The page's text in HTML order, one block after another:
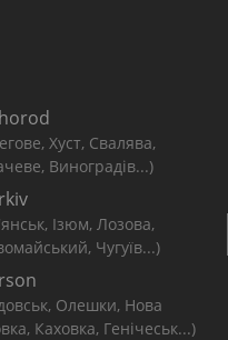
Хуст, Свалява,
Виноградів...)
Ізюм, Лозова,
Чугуїв...)
Олешки, Нова
Каховка, Генічеськ...)